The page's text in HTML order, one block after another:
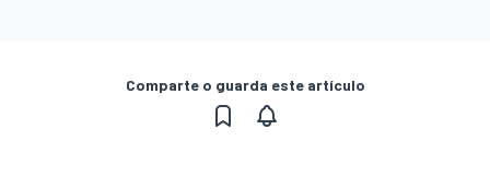
Comparte o guarda este artículo